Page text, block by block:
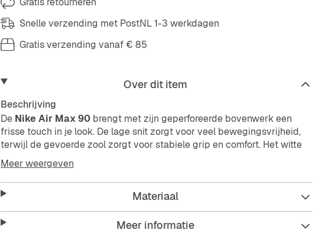
Snelle verzending met PostNL 1-3 werkdagen
Gratis verzending vanaf € 85
Over dit item
Beschrijving
De Nike Air Max 90 brengt met zijn geperforeerde bovenwerk een
frisse touch in je look. De lage snit zorgt voor veel bewegingsvrijheid,
terwijl de gevoerde zool zorgt voor stabiele grip en comfort. Het witte
design met blauwe accenten past makkelijk bij elke outfit.
Features:
Meer weergeven
Materiaal
Meer informatie